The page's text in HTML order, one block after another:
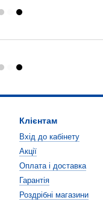
Клієнтам
Вхід до кабінету
Акції
Оплата і доставка
Гарантія
Роздрібні магазини